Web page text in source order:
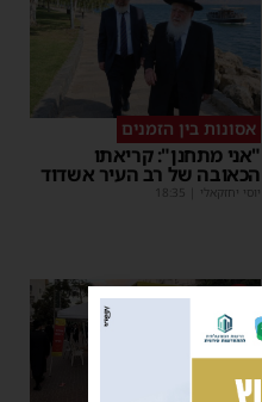
אסונות בין הזמנים
"אני מתחנן": קריאתו
הכאובה של רב העיר אשדוד
יוסי יחזקאלי 18:35
1